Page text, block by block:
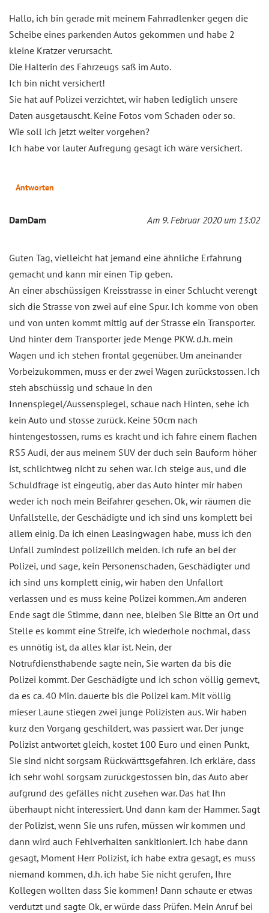
Hallo, ich bin gerade mit meinem Fahrradlenker gegen die
Scheibe eines parkenden Autos gekommen und habe 2
kleine Kratzer verursacht.
Die Halterin des Fahrzeugs saß im Auto.
Ich bin nicht versichert!
Sie hat auf Polizei verzichtet, wir haben lediglich unsere
Daten ausgetauscht. Keine Fotos vom Schaden oder so.
Wie soll ich jetzt weiter vorgehen?
Ich habe vor lauter Aufregung gesagt ich wäre versichert.
Antworten
DamDam Am 9. Februar 2020 um 13:02
Guten Tag, vielleicht hat jemand eine ähnliche Erfahrung
gemacht und kann mir einen Tip geben.
An einer abschüssigen Kreisstrasse in einer Schlucht verengt
sich die Strasse von zwei auf eine Spur. Ich komme von oben
und von unten kommt mittig auf der Strasse ein Transporter.
Und hinter dem Transporter jede Menge PKW. d.h. mein
Wagen und ich stehen frontal gegenüber. Um aneinander
Vorbeizukommen, muss er der zwei Wagen zurückstossen. Ich
steh abschüssig und schaue in den
Innenspiegel/Aussenspiegel, schaue nach Hinten, sehe ich
kein Auto und stosse zurück. Keine 50cm nach
hintengestossen, rums es kracht und ich fahre einem flachen
RS5 Audi, der aus meinem SUV der duch sein Bauform höher
ist, schlichtweg nicht zu sehen war. Ich steige aus, und die
Schuldfrage ist eingeutig, aber das Auto hinter mir haben
weder ich noch mein Beifahrer gesehen. Ok, wir räumen die
Unfallstelle, der Geschädigte und ich sind uns komplett bei
allem einig. Da ich einen Leasingwagen habe, muss ich den
Unfall zumindest polizeilich melden. Ich rufe an bei der
Polizei, und sage, kein Personenschaden, Geschädigter und
ich sind uns komplett einig, wir haben den Unfallort
verlassen und es muss keine Polizei kommen. Am anderen
Ende sagt die Stimme, dann nee, bleiben Sie Bitte an Ort und
Stelle es kommt eine Streife, ich wiederhole nochmal, dass
es unnötig ist, da alles klar ist. Nein, der
Notrufdiensthabende sagte nein, Sie warten da bis die
Polizei kommt. Der Geschädigte und ich schon völlig gernevt,
da es ca. 40 Min. dauerte bis die Polizei kam. Mit völlig
mieser Laune stiegen zwei junge Polizisten aus. Wir haben
kurz den Vorgang geschildert, was passiert war. Der junge
Polizist antwortet gleich, kostet 100 Euro und einen Punkt,
Sie sind nicht sorgsam Rückwärttsgefahren. Ich erkläre, dass
ich sehr wohl sorgsam zurückgestossen bin, das Auto aber
aufgrund des gefälles nicht zusehen war. Das hat Ihn
überhaupt nicht interessiert. Und dann kam der Hammer. Sagt
der Polizist, wenn Sie uns rufen, müssen wir kommen und
dann wird auch Fehlverhalten sankitioniert. Ich habe dann
gesagt, Moment Herr Polizist, ich habe extra gesagt, es muss
niemand kommen, d.h. ich habe Sie nicht gerufen, Ihre
Kollegen wollten dass Sie kommen! Dann schaute er etwas
verdutzt und sagte Ok, er würde dass Prüfen. Mein Anruf bei